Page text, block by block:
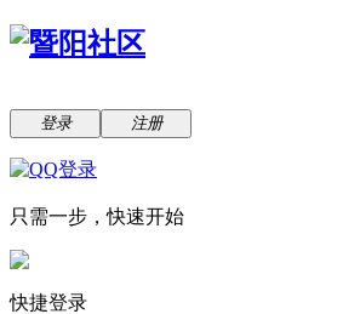
登录 注册
只需一步，快速开始
快捷登录